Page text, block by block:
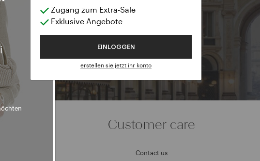
Zugang zum Extra-Sale
Exklusive Angebote
EINLOGGEN
erstellen sie jetzt ihr konto
Customer care
Contact us